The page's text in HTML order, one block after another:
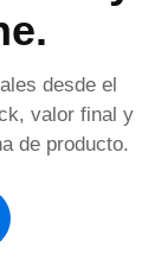
desde el
valor final y
de producto.